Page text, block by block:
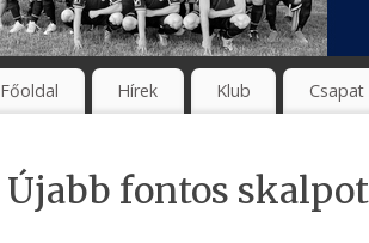
Főoldal Hírek Klub Csapat
Újabb fontos